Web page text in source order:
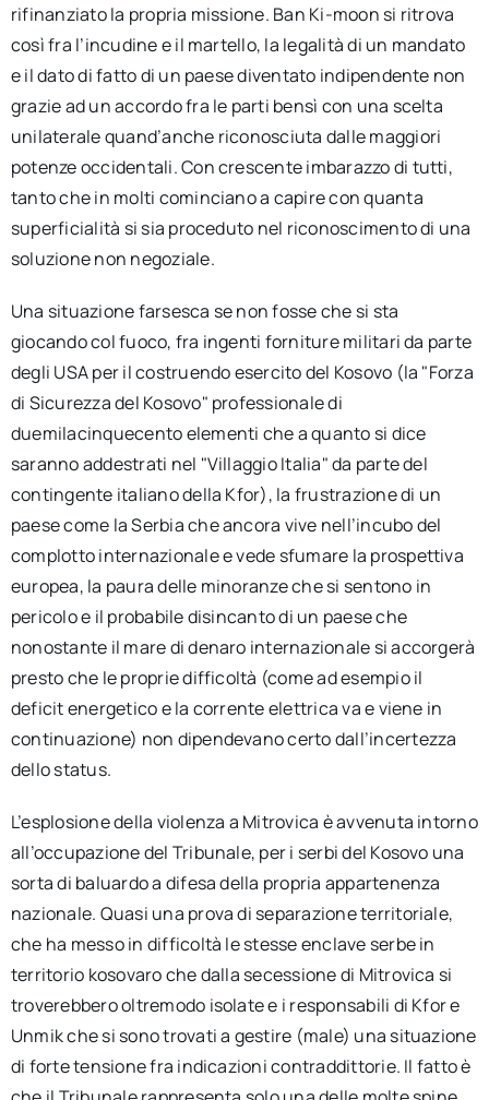
rifinanziato la propria missione. Ban Ki-moon si ritrova
così fra l’incudine e il martello, la legalità di un mandato
e il dato di fatto di un paese diventato indipendente non
grazie ad un accordo fra le parti bensì con una scelta
unilaterale quand’anche riconosciuta dalle maggiori
potenze occidentali. Con crescente imbarazzo di tutti,
tanto che in molti cominciano a capire con quanta
superficialità si sia proceduto nel riconoscimento di una
soluzione non negoziale.
Una situazione farsesca se non fosse che si sta
giocando col fuoco, fra ingenti forniture militari da parte
degli USA per il costruendo esercito del Kosovo (la "Forza
di Sicurezza del Kosovo" professionale di
duemilacinquecento elementi che a quanto si dice
saranno addestrati nel "Villaggio Italia" da parte del
contingente italiano della Kfor), la frustrazione di un
paese come la Serbia che ancora vive nell’incubo del
complotto internazionale e vede sfumare la prospettiva
europea, la paura delle minoranze che si sentono in
pericolo e il probabile disincanto di un paese che
nonostante il mare di denaro internazionale si accorgerà
presto che le proprie difficoltà (come ad esempio il
deficit energetico e la corrente elettrica va e viene in
continuazione) non dipendevano certo dall’incertezza
dello status.
L’esplosione della violenza a Mitrovica è avvenuta intorno
all’occupazione del Tribunale, per i serbi del Kosovo una
sorta di baluardo a difesa della propria appartenenza
nazionale. Quasi una prova di separazione territoriale,
che ha messo in difficoltà le stesse enclave serbe in
territorio kosovaro che dalla secessione di Mitrovica si
troverebbero oltremodo isolate e i responsabili di Kfor e
Unmik che si sono trovati a gestire (male) una situazione
di forte tensione fra indicazioni contraddittorie. Il fatto è